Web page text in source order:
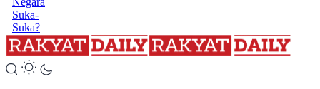
Suka-
Suka?